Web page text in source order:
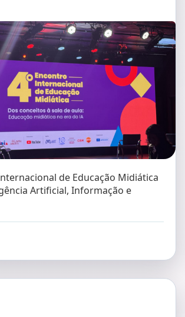
de Educação Midiática
Artificial, Informação e